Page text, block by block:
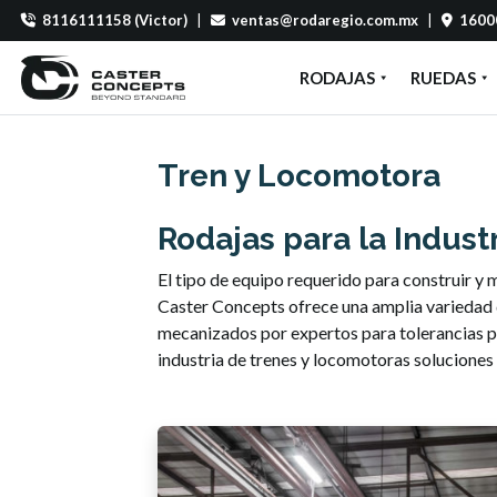
8116111158 (Victor) ventas@rodaregio.com.mx
RODAJAS RUEDAS
Tren y Locomotora
Rodajas para la
El tipo de equipo requerido para construir y
Caster Concepts ofrece una amplia
mecanizados por expertos para tolerancias
industria de trenes y locomotoras